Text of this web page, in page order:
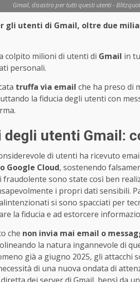
Gmail, disastro per tutti questi utenti -
gli utenti di Gmail, oltre due
colpito milioni di utenti di Gmail in
personali.
truffa via email che ha preso di
la fiducia degli utenti con
utenti Gmail:
di utenti ha ricevuto
Google Cloud, sostenendo
sono state così ben
i propri dati sensibili.
si sono spacciati per
la fiducia e ad estorcere
che non invia mai email o
la natura ingannevole di
già a giugno 2025, gli attacchi
di una nuova ondata di